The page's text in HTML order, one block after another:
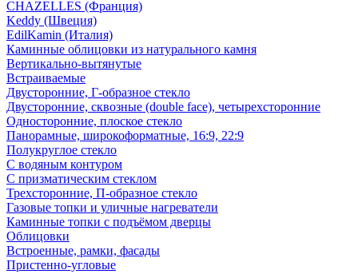
CHAZELLES (Франция)
Keddy (Швеция)
EdilKamin (Италия)
Каминные облицовки из натурального камня
Вертикально-вытянутые
Встраиваемые
Двусторонние, Г-образное стекло
Двусторонние, сквозные (double face), четырехсторонние
Односторонние, плоское стекло
Панорамные, широкоформатные, 16:9, 22:9
Полукруглое стекло
С водяным контуром
С призматическим стеклом
Трехсторонние, П-образное стекло
Газовые топки и уличные нагреватели
Каминные топки с подъёмом дверцы
Облицовки
Встроенные, рамки, фасады
Пристенно-угловые